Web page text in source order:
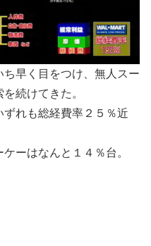
早く目をつけ、無人スー
続けてきた。
れも総経費率２５％近
ーはなんと１４％台。